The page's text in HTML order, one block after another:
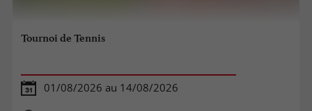
Tournoi de Tennis
01/08/2026 au 14/08/2026